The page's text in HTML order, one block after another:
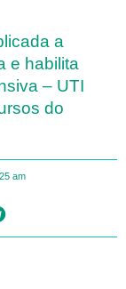
a
e habilita
– UTI
do
am